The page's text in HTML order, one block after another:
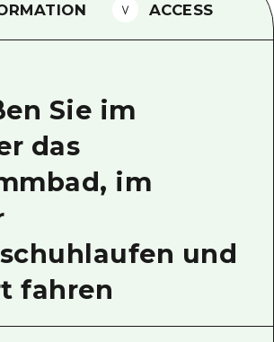
Download
bei
ACCESS
Sie im
das
im
und
fahren